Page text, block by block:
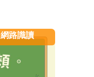
網路識讀